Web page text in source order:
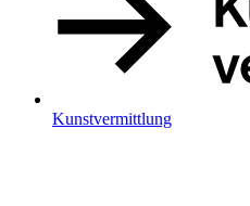
Kunstvermittlung